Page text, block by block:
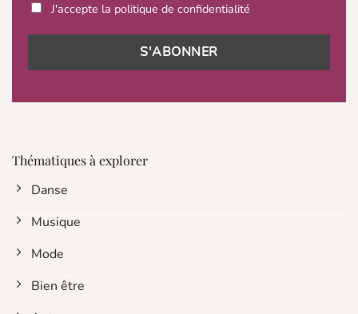
J'accepte la politique de confidentialité
Thématiques à explorer
Danse
Musique
Mode
Bien être